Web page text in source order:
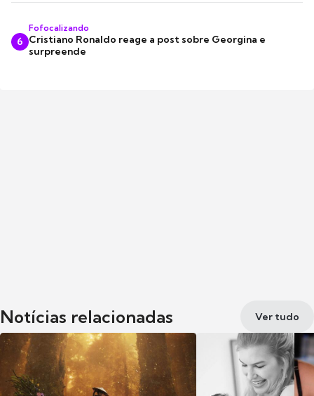
6
Fofocalizando
Cristiano Ronaldo reage a post sobre Georgina e
surpreende
Notícias relacionadas Ver tudo